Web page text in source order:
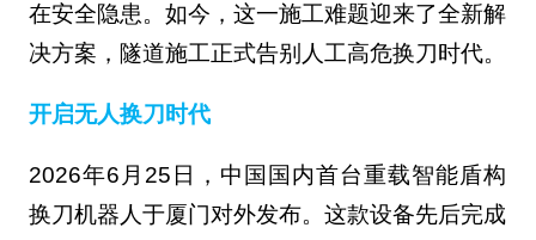
在安全隐患。如今，这一施工难题迎来了全新解
决方案，隧道施工正式告别人工高危换刀时代。
开启无人换刀时代
2026年6月25日，中国国内首台重载智能盾构
换刀机器人于厦门对外发布。这款设备先后完成